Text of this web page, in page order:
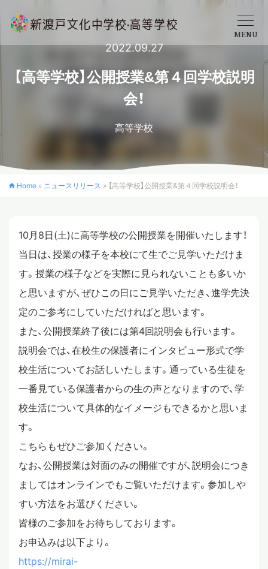
学校概要
高等学校
クロスカリキュラム
スタディツアー
ニュース
教員ブログ
在校生・保護者・卒業生の方へ
MENU
2022.09.27
【高等学校】公開授業&第４回学校説明
会！
高等学校
Home » ニュースリリース » 【高等学校】公開授業&第４回学校説明会！
10月8日(土)に高等学校の公開授業を開催いたします！
当日は、授業の様子を本校にて生でご見学いただけま
す。授業の様子などを実際に見られないことも多いか
と思いますが、ぜひこの日にご見学いただき、進学先決
定のご参考にしていただければと思います。
また、公開授業終了後には第4回説明会も行います。
説明会では、在校生の保護者にインタビュー形式で学
校生活についてお話しいたします。通っている生徒を
一番見ている保護者からの生の声となりますので、学
校生活について具体的なイメージもできるかと思いま
す。
こちらもぜひご参加ください。
なお、公開授業は対面のみの開催ですが、説明会につき
ましてはオンラインでもご覧いただけます。参加しや
すい方法をお選びください。
皆様のご参加をお待ちしております。
お申込みは以下より。
https://mirai-